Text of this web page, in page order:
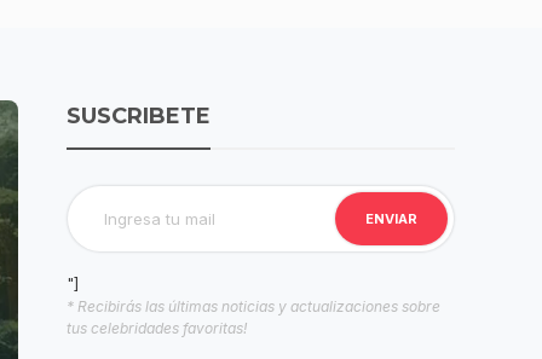
SUSCRIBETE
"]
* Recibirás las últimas noticias y actualizaciones sobre
tus celebridades favoritas!